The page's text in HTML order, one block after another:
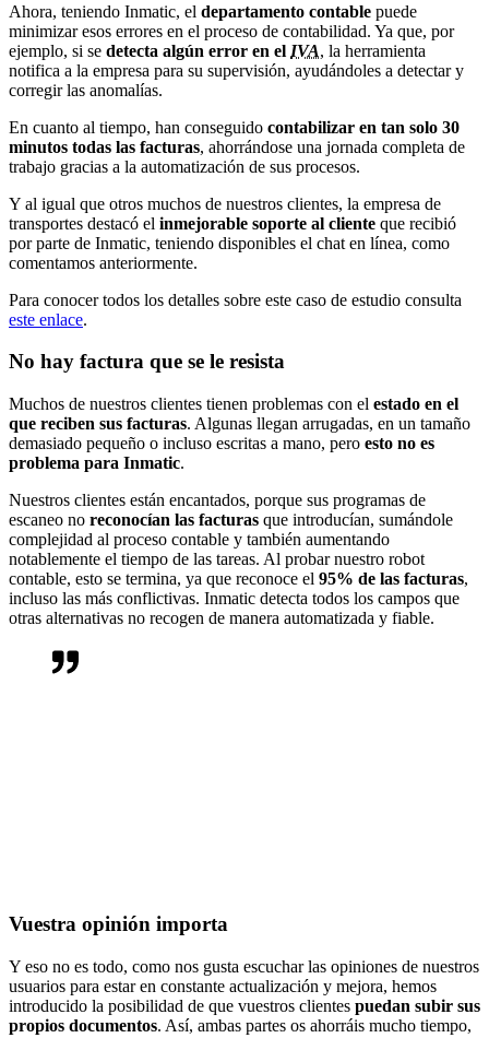
Ahora, teniendo Inmatic, el departamento contable puede
minimizar esos errores en el proceso de contabilidad. Ya que, por
ejemplo, si se detecta algún error en el IVA, la herramienta
notifica a la empresa para su supervisión, ayudándoles a detectar y
corregir las anomalías.
En cuanto al tiempo, han conseguido contabilizar en tan solo 30
minutos todas las facturas, ahorrándose una jornada completa de
trabajo gracias a la automatización de sus procesos.
Y al igual que otros muchos de nuestros clientes, la empresa de
transportes destacó el inmejorable soporte al cliente que recibió
por parte de Inmatic, teniendo disponibles el chat en línea, como
comentamos anteriormente.
Para conocer todos los detalles sobre este caso de estudio consulta
este enlace.
No hay factura que se le resista
Muchos de nuestros clientes tienen problemas con el estado en el
que reciben sus facturas. Algunas llegan arrugadas, en un tamaño
demasiado pequeño o incluso escritas a mano, pero esto no es
problema para Inmatic.
Nuestros clientes están encantados, porque sus programas de
escaneo no reconocían las facturas que introducían, sumándole
complejidad al proceso contable y también aumentando
notablemente el tiempo de las tareas. Al probar nuestro robot
contable, esto se termina, ya que reconoce el 95% de las facturas,
incluso las más conflictivas. Inmatic detecta todos los campos que
otras alternativas no recogen de manera automatizada y fiable.
Vuestra opinión importa
Y eso no es todo, como nos gusta escuchar las opiniones de nuestros
usuarios para estar en constante actualización y mejora, hemos
introducido la posibilidad de que vuestros clientes puedan subir sus
propios documentos. Así, ambas partes os ahorráis mucho tiempo,